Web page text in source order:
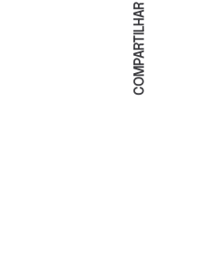
COMPARTILHAR